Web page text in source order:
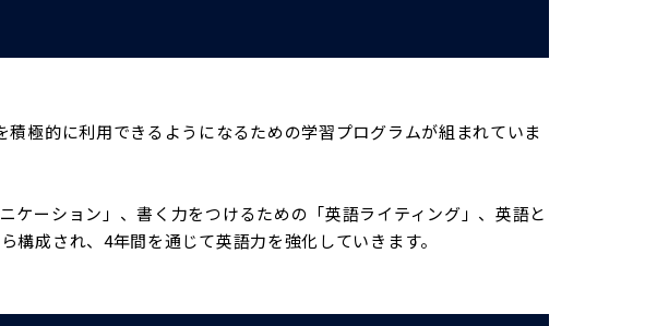
極的に利用できるようになるための学習プログラムが組まれていま
ーション」、書く力をつけるための「英語ライティング」、英語と
成され、4年間を通じて英語力を強化していきます。